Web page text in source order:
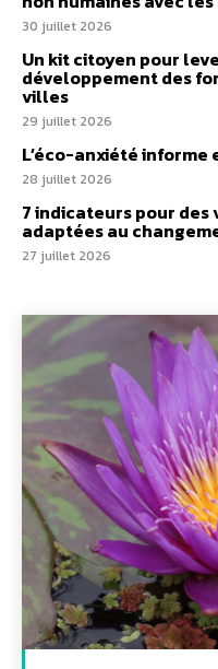
30 juillet 2026
Un kit citoyen pour
développement des
villes
29 juillet 2026
L’éco-anxiété
28 juillet 2026
7 indicateurs pour
adaptées au
27 juillet 2026